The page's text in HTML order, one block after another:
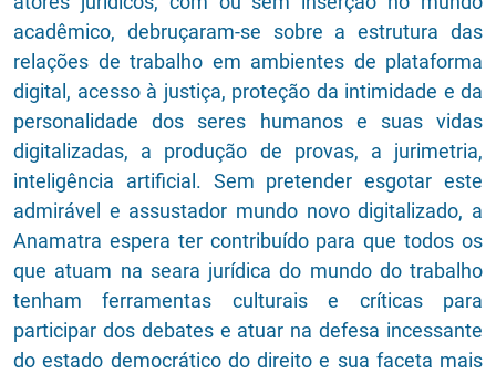
acadêmico, debruçaram-se sobre a estrutura das
relações de trabalho em ambientes de plataforma
digital, acesso à justiça, proteção da intimidade e da
personalidade dos seres humanos e suas vidas
digitalizadas, a produção de provas, a jurimetria,
inteligência artificial. Sem pretender esgotar este
admirável e assustador mundo novo digitalizado, a
Anamatra espera ter contribuído para que todos os
que atuam na seara jurídica do mundo do trabalho
tenham ferramentas culturais e críticas para
participar dos debates e atuar na defesa incessante
do estado democrático do direito e sua faceta mais